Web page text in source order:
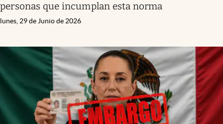
personas que incumplan esta norma
lunes, 29 de Junio de 2026